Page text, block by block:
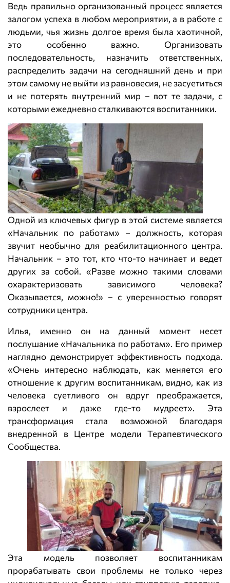
Ведь правильно организованный процесс является
залогом успеха в любом мероприятии, а в работе с
людьми, чья жизнь долгое время была хаотичной,
это особенно важно. Организовать
последовательность, назначить ответственных,
распределить задачи на сегодняшний день и при
этом самому не выйти из равновесия, не засуетиться
и не потерять внутренний мир – вот те задачи, с
которыми ежедневно сталкиваются воспитанники.
Одной из ключевых фигур в этой системе является
«Начальник по работам» – должность, которая
звучит необычно для реабилитационного центра.
Начальник – это тот, кто что-то начинает и ведет
других за собой. «Разве можно такими словами
охарактеризовать зависимого человека?
Оказывается, можно!» – с уверенностью говорят
сотрудники центра.
Илья, именно он на данный момент несет
послушание «Начальника по работам». Его пример
наглядно демонстрирует эффективность подхода.
«Очень интересно наблюдать, как меняется его
отношение к другим воспитанникам, видно, как из
человека суетливого он вдруг преображается,
взрослеет и даже где-то мудреет». Эта
трансформация стала возможной благодаря
внедренной в Центре модели Терапевтического
Сообщества.
Эта модель позволяет воспитанникам
прорабатывать свои проблемы не только через